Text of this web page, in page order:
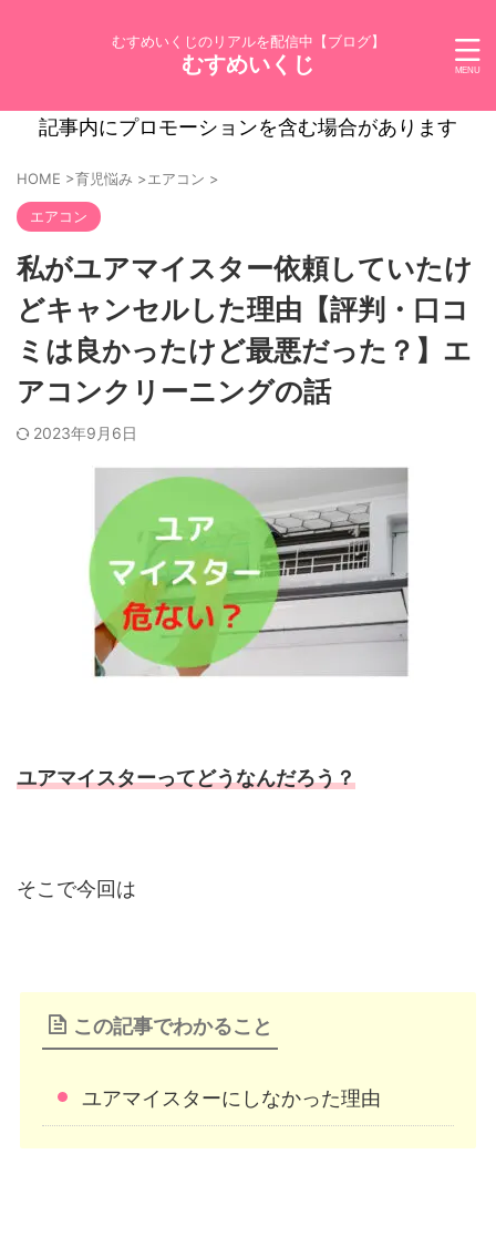
むすめいくじのリアルを配信中【ブログ】
むすめいくじ
記事内にプロモーションを含む場合があります
HOME >育児悩み >エアコン >
エアコン
私がユアマイスター依頼していたけ
どキャンセルした理由【評判・口コ
ミは良かったけど最悪だった？】エ
アコンクリーニングの話
2023年9月6日
ユアマイスターってどうなんだろう？
そこで今回は
この記事でわかること
ユアマイスターにしなかった理由